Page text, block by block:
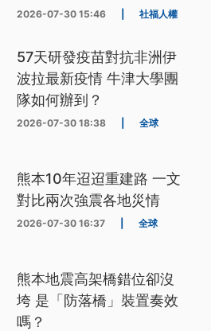
2026-07-30 15:46 社福人權
57天研發疫苗對抗非洲伊
波拉最新疫情 牛津大學團
隊如何辦到？
2026-07-30 18:38 全球
熊本10年迢迢重建路 一文
對比兩次強震各地災情
2026-07-30 16:37 全球
熊本地震高架橋錯位卻沒
垮 是「防落橋」裝置奏效
嗎？